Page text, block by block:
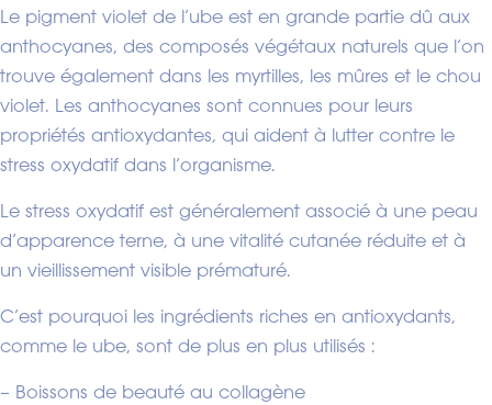
Le pigment violet de l’ube est en grande partie dû aux
anthocyanes, des composés végétaux naturels que l’on
trouve également dans les myrtilles, les mûres et le chou
violet. Les anthocyanes sont connues pour leurs
propriétés antioxydantes, qui aident à lutter contre le
stress oxydatif dans l’organisme.
Le stress oxydatif est généralement associé à une peau
d’apparence terne, à une vitalité cutanée réduite et à
un vieillissement visible prématuré.
C’est pourquoi les ingrédients riches en antioxydants,
comme le ube, sont de plus en plus utilisés :
– Boissons de beauté au collagène